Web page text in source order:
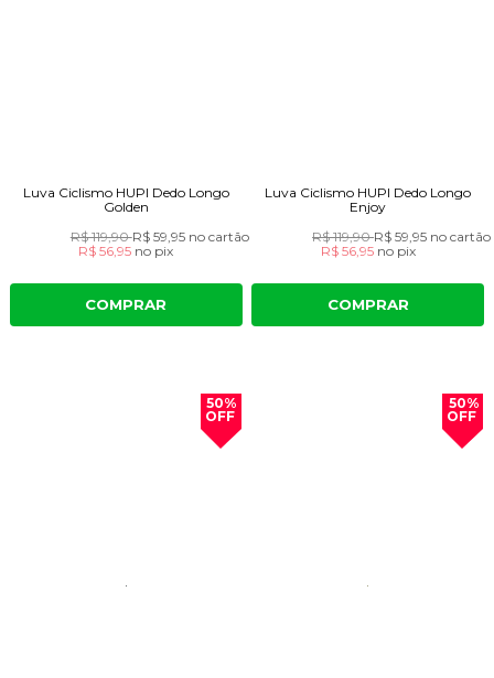
Luva Ciclismo HUPI Dedo Longo
Golden
R$ 119,90R$ 59,95 no cartão
R$ 56,95 no pix
COMPRAR
Luva Ciclismo HUPI Dedo Longo
Enjoy
R$ 119,90R$ 59,95 no cartão
R$ 56,95 no pix
COMPRAR
50%
OFF
50%
OFF